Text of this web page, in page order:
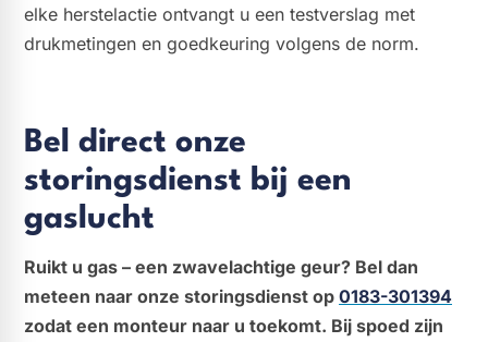
elke herstelactie ontvangt u een testverslag met
drukmetingen en goedkeuring volgens de norm.
Bel direct onze
storingsdienst bij een
gaslucht
Ruikt u gas – een zwavelachtige geur? Bel dan
meteen naar onze storingsdienst op 0183-301394
zodat een monteur naar u toekomt. Bij spoed zijn